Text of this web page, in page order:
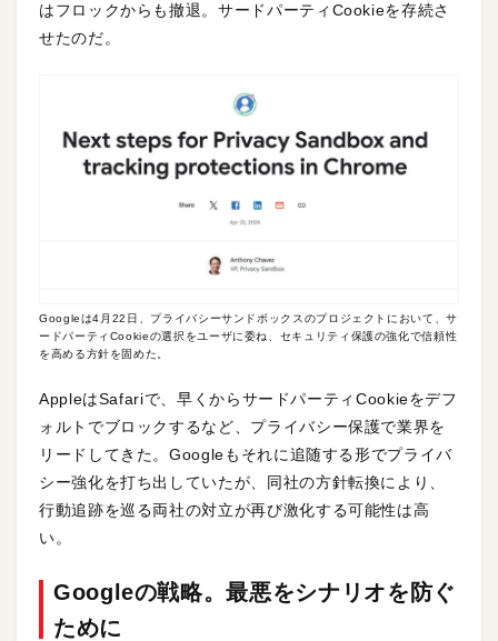
はフロックからも撤退。サードパーティCookieを存続さ
せたのだ。
Googleは4月22日、プライバシーサンドボックスのプロジェクトにおいて、サ
ードパーティCookieの選択をユーザに委ね、セキュリティ保護の強化で信頼性
を高める方針を固めた。
AppleはSafariで、早くからサードパーティCookieをデフ
ォルトでブロックするなど、プライバシー保護で業界を
リードしてきた。Googleもそれに追随する形でプライバ
シー強化を打ち出していたが、同社の方針転換により、
行動追跡を巡る両社の対立が再び激化する可能性は高
い。
Googleの戦略。最悪をシナリオを防ぐ
ために